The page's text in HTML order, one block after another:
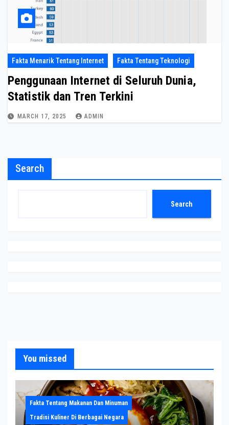
Fakta Menarik Tentang Internet Fakta Tentang Teknologi
Penggunaan Internet di Seluruh Dunia,
Statistik dan Tren Terkini
MARCH 17, 2025 ADMIN
Search
Search
You missed
Fakta Tentang Makanan Dan Minuman
Tradisi Kuliner Di Berbagai Negara